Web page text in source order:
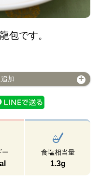
包です。
加
ー 食塩相当量
1.3g